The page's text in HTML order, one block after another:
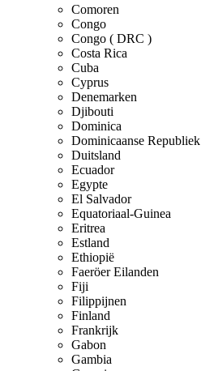
Comoren
Congo
Congo ( DRC )
Costa Rica
Cuba
Cyprus
Denemarken
Djibouti
Dominica
Dominicaanse Republiek
Duitsland
Ecuador
Egypte
El Salvador
Equatoriaal-Guinea
Eritrea
Estland
Ethiopië
Faeröer Eilanden
Fiji
Filippijnen
Finland
Frankrijk
Gabon
Gambia